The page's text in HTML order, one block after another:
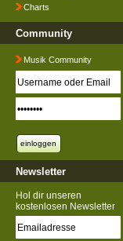
Charts
Community
Musik Community
Newsletter
Hol dir unseren
kostenlosen Newsletter